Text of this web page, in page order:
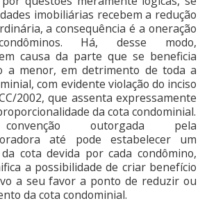
imobiliárias recebem a redução
a consequência é a oneração
Há, desse modo,
causa da parte que se beneficia
a menor, em detrimento de toda a
com evidente violação do inciso
2002, que assenta expressamente
da cota condominial.
outorgada pela
até pode estabelecer um
cota devida por cada condômino,
a possibilidade de criar benefício
a seu favor a ponto de reduzir ou
da cota condominial.